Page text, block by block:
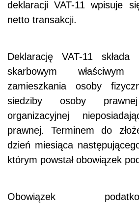
deklaracji VAT-11 wpisuje
netto transakcji.
Deklarację VAT-11
skarbowym
zamieszkania osoby
siedziby osoby
organizacyjnej
prawnej. Terminem do
dzień miesiąca
którym powstał obowiązek
Obowiązek